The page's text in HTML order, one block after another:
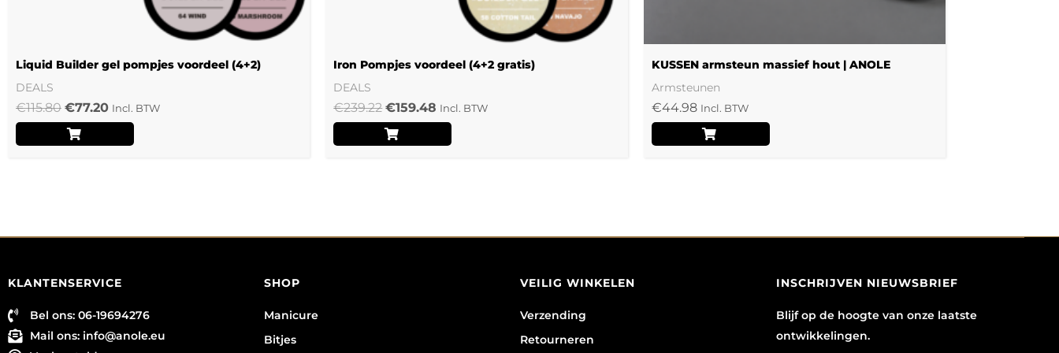
Liquid Builder gel pompjes voordeel (4+2)
DEALS
€115.80 €77.20 Incl. BTW
Iron Pompjes voordeel (4+2 gratis)
DEALS
€239.22 €159.48 Incl. BTW
KUSSEN armsteun massief hout | ANOLE
Armsteunen
€44.98 Incl. BTW
productpagina
KLANTENSERVICE
Bel ons: 06-19694276
Mail ons: info@anole.eu
SHOP
Manicure
Bitjes
VEILIG WINKELEN
Verzending
Retourneren
INSCHRIJVEN NIEUWSBRIEF
Blijf op de hoogte van onze laatste
ontwikkelingen.